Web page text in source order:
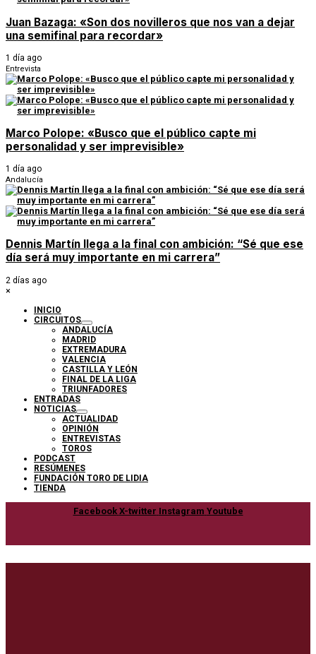
Juan Bazaga: «Son dos novilleros que nos van a dejar
una semifinal para recordar»
1 día ago
Entrevista
Marco Polope: «Busco que el público capte mi
personalidad y ser imprevisible»
1 día ago
Andalucía
Dennis Martín llega a la final con ambición: “Sé que ese
día será muy importante en mi carrera”
2 días ago
×
INICIO
CIRCUITOS
ANDALUCÍA
MADRID
EXTREMADURA
VALENCIA
CASTILLA Y LEÓN
FINAL DE LA LIGA
TRIUNFADORES
ENTRADAS
NOTICIAS
ACTUALIDAD
OPINIÓN
ENTREVISTAS
TOROS
PODCAST
RESÚMENES
FUNDACIÓN TORO DE LIDIA
TIENDA
Facebook X-twitter Instagram Youtube